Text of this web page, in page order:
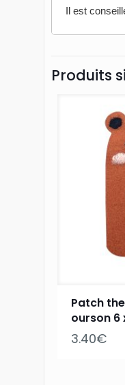
Il est
Produits
Patch
ourson 6
3.40€